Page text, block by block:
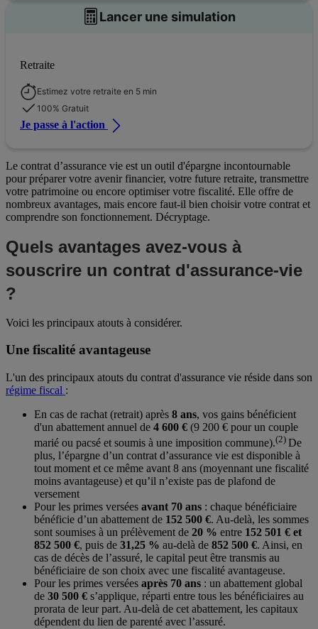
Lancer une simulation
Retraite
Estimez votre retraite en 5 min
100% Gratuit
Je passe à l'action
Le contrat d’assurance vie est un outil d'épargne incontournable
pour préparer votre avenir financier, votre future retraite, transmettre
votre patrimoine ou encore optimiser votre fiscalité. Elle offre de
nombreux avantages, mais encore faut-il bien choisir votre contrat et
comprendre son fonctionnement. Décryptage.
Quels avantages avez-vous à
souscrire un contrat d'assurance-vie
?
Voici les principaux atouts à considérer.
Une fiscalité avantageuse
L'un des principaux atouts du contrat d'assurance vie réside dans son
régime fiscal :
En cas de rachat (retrait) après 8 ans, vos gains bénéficient
d'un abattement annuel de 4 600 € (9 200 € pour un couple
marié ou pacsé et soumis à une imposition commune).(2) De
plus, l’épargne d’un contrat d’assurance vie est disponible à
tout moment et ce même avant 8 ans (moyennant une fiscalité
moins avantageuse) et qu’il n’existe pas de plafond de
versement
Pour les primes versées avant 70 ans : chaque bénéficiaire
bénéficie d’un abattement de 152 500 €. Au-delà, les sommes
sont soumises à un prélèvement de 20 % entre 152 501 € et
852 500 €, puis de 31,25 % au-delà de 852 500 €. Ainsi, en
cas de décès de l’assuré, le capital peut être transmis au
bénéficiaire de son choix avec une fiscalité avantageuse.
Pour les primes versées après 70 ans : un abattement global
de 30 500 € s’applique, réparti entre tous les bénéficiaires au
prorata de leur part. Au-delà de cet abattement, les capitaux
dépendent du lien de parenté avec l’assuré.